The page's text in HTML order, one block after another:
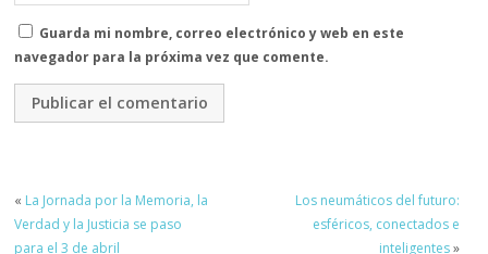
Guarda mi nombre, correo electrónico y web en este
navegador para la próxima vez que comente.
« La Jornada por la Memoria, la
Verdad y la Justicia se paso
para el 3 de abril
Los neumáticos del futuro:
esféricos, conectados e
inteligentes»